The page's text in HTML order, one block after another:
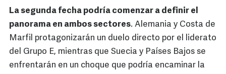
La segunda fecha podría comenzar a definir el
panorama en ambos sectores. Alemania y Costa de
Marfil protagonizarán un duelo directo por el liderato
del Grupo E, mientras que Suecia y Países Bajos se
enfrentarán en un choque que podría encaminar la